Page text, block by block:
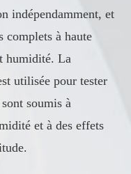
indépendamment, et
complets à haute
humidité. La
utilisée pour tester
soumis à
et à des effets